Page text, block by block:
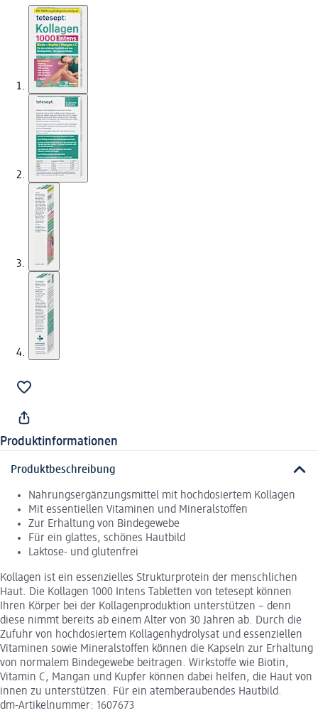
Produktinformationen
Produktbeschreibung
Nahrungsergänzungsmittel mit hochdosiertem Kollagen
Mit essentiellen Vitaminen und Mineralstoffen
Zur Erhaltung von Bindegewebe
Für ein glattes, schönes Hautbild
Laktose- und glutenfrei
Kollagen ist ein essenzielles Strukturprotein der menschlichen
Haut. Die Kollagen 1000 Intens Tabletten von tetesept können
Ihren Körper bei der Kollagenproduktion unterstützen – denn
diese nimmt bereits ab einem Alter von 30 Jahren ab. Durch die
Zufuhr von hochdosiertem Kollagenhydrolysat und essenziellen
Vitaminen sowie Mineralstoffen können die Kapseln zur Erhaltung
von normalem Bindegewebe beitragen. Wirkstoffe wie Biotin,
Vitamin C, Mangan und Kupfer können dabei helfen, die Haut von
innen zu unterstützen. Für ein atemberaubendes Hautbild.
dm-Artikelnummer: 1607673